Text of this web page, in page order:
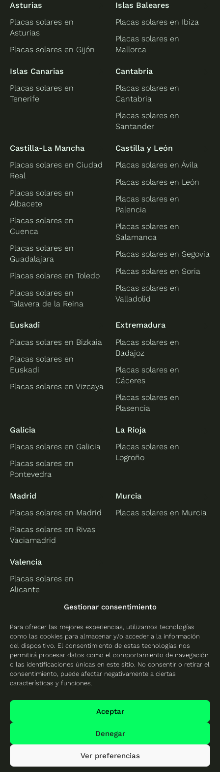
Gestionar consentimiento
Para ofrecer las mejores experiencias, utilizamos tecnologías
como las cookies para almacenar y/o acceder a la información
del dispositivo. El consentimiento de estas tecnologías nos
permitirá procesar datos como el comportamiento de navegación
o las identificaciones únicas en este sitio. No consentir o retirar el
consentimiento, puede afectar negativamente a ciertas
características y funciones.
Aceptar
Denegar
Ver preferencias
Asturias
Placas solares en
Asturias
Placas solares en Gijón
Islas Baleares
Placas solares en Ibiza
Placas solares en
Mallorca
Islas Canarias
Placas solares en
Tenerife
Cantabria
Placas solares en
Cantabria
Placas solares en
Santander
Castilla-La Mancha
Placas solares en Ciudad
Real
Placas solares en
Albacete
Placas solares en
Cuenca
Placas solares en
Guadalajara
Placas solares en Toledo
Placas solares en
Talavera de la Reina
Castilla y León
Placas solares en Ávila
Placas solares en León
Placas solares en
Palencia
Placas solares en
Salamanca
Placas solares en Segovia
Placas solares en Soria
Placas solares en
Valladolid
Euskadi
Placas solares en Bizkaia
Placas solares en
Euskadi
Placas solares en Vizcaya
Extremadura
Placas solares en
Badajoz
Placas solares en
Cáceres
Placas solares en
Plasencia
Galicia
Placas solares en Galicia
Placas solares en
Pontevedra
La Rioja
Placas solares en
Logroño
Madrid
Placas solares en Madrid
Placas solares en Rivas
Vaciamadrid
Murcia
Placas solares en Murcia
Valencia
Placas solares en
Alicante
Placas solares en
Placas solares en
Valencia
Protección de datos
Política de cookies
Mapa del sitio
© 2026 Cambio Energético - Todos los derechos